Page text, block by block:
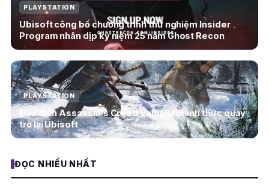
PLAYSTATION
Ubisoft công bố chương trình thử nghiệm Insider
Program nhân dịp kỷ niệm 25 năm Ghost Recon
PLAYSTATION
Đạo diễn Assassin’s Creed Valhalla chính thức quay
trở lại Ubisoft
ĐỌC NHIỀU NHẤT